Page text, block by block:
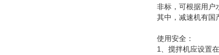
非标，可根据用户
其中，减速机有国
使用安全：
1、搅拌机应设置